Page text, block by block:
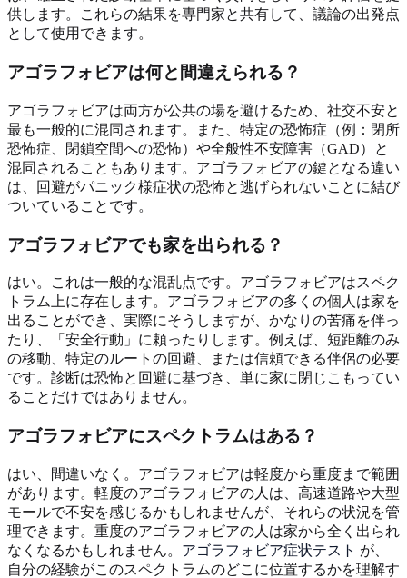
供します。これらの結果を専門家と共有して、議論の出発点
として使用できます。
アゴラフォビアは何と間違えられる？
アゴラフォビアは両方が公共の場を避けるため、社交不安と
最も一般的に混同されます。また、特定の恐怖症（例：閉所
恐怖症、閉鎖空間への恐怖）や全般性不安障害（GAD）と
混同されることもあります。アゴラフォビアの鍵となる違い
は、回避がパニック様症状の恐怖と逃げられないことに結び
ついていることです。
アゴラフォビアでも家を出られる？
はい。これは一般的な混乱点です。アゴラフォビアはスペク
トラム上に存在します。アゴラフォビアの多くの個人は家を
出ることができ、実際にそうしますが、かなりの苦痛を伴っ
たり、「安全行動」に頼ったりします。例えば、短距離のみ
の移動、特定のルートの回避、または信頼できる伴侶の必要
です。診断は恐怖と回避に基づき、単に家に閉じこもってい
ることだけではありません。
アゴラフォビアにスペクトラムはある？
はい、間違いなく。アゴラフォビアは軽度から重度まで範囲
があります。軽度のアゴラフォビアの人は、高速道路や大型
モールで不安を感じるかもしれませんが、それらの状況を管
理できます。重度のアゴラフォビアの人は家から全く出られ
なくなるかもしれません。 アゴラフォビア症状テスト が、
自分の経験がこのスペクトラムのどこに位置するかを理解す